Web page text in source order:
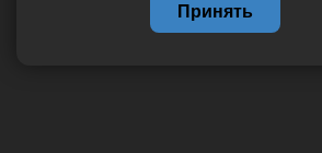
Принять